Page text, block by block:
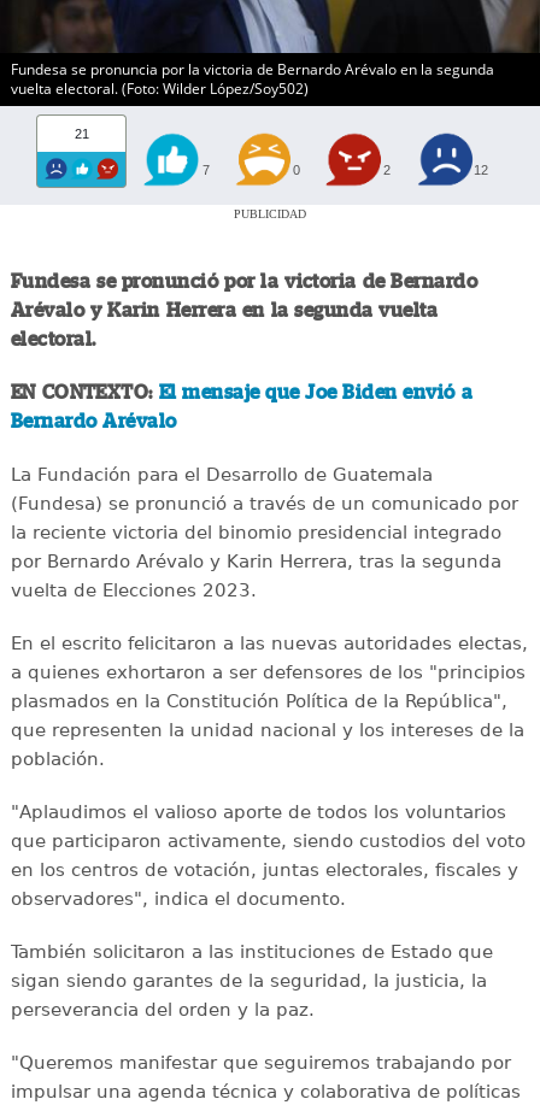
Fundesa se pronuncia por la victoria de Bernardo Arévalo en la segunda
vuelta electoral. (Foto: Wilder López/Soy502)
21
7 0 2 12
PUBLICIDAD
Fundesa se pronunció por la victoria de Bernardo
Arévalo y Karin Herrera en la segunda vuelta
electoral.
EN CONTEXTO: El mensaje que Joe Biden envió a
Bernardo Arévalo
La Fundación para el Desarrollo de Guatemala
(Fundesa) se pronunció a través de un comunicado por
la reciente victoria del binomio presidencial integrado
por Bernardo Arévalo y Karin Herrera, tras la segunda
vuelta de Elecciones 2023.
En el escrito felicitaron a las nuevas autoridades electas,
a quienes exhortaron a ser defensores de los "principios
plasmados en la Constitución Política de la República",
que representen la unidad nacional y los intereses de la
población.
"Aplaudimos el valioso aporte de todos los voluntarios
que participaron activamente, siendo custodios del voto
en los centros de votación, juntas electorales, fiscales y
observadores", indica el documento.
También solicitaron a las instituciones de Estado que
sigan siendo garantes de la seguridad, la justicia, la
perseverancia del orden y la paz.
"Queremos manifestar que seguiremos trabajando por
impulsar una agenda técnica y colaborativa de políticas